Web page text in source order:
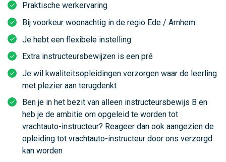
Praktische werkervaring
Bij voorkeur woonachtig in de regio Ede / Arnhem
Je hebt een flexibele instelling
Extra instructeursbewijzen is een pré
Je wil kwaliteitsopleidingen verzorgen waar de leerling
met plezier aan terugdenkt
Ben je in het bezit van alleen instructeursbewijs B en
heb je de ambitie om opgeleid te worden tot
vrachtauto-instructeur? Reageer dan ook aangezien de
opleiding tot vrachtauto-instructeur door ons verzorgd
kan worden